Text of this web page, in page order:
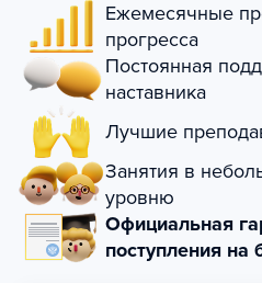
Ежемесячные
прогресса
Постоянная
наставника
Лучшие
Занятия в
уровню
Официальная
поступления на